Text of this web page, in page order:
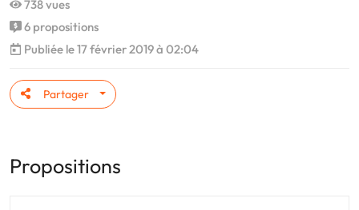
738 vues
6 propositions
Publiée le 17 février 2019 à 02:04
Partager
Propositions